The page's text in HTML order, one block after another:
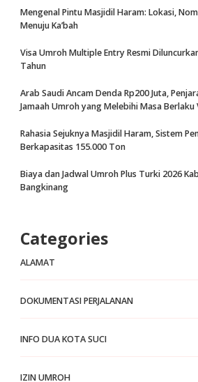
Mengenal Pintu Masjidil Haram: Lokasi,
Menuju Ka’bah
Visa Umroh Multiple Entry Resmi
Tahun
Arab Saudi Ancam Denda Rp200 Juta,
Jamaah Umroh yang Melebihi Masa Berlaku
Rahasia Sejuknya Masjidil Haram, Sistem
Berkapasitas 155.000 Ton
Biaya dan Jadwal Umroh Plus Turki 2026
Bangkinang
Categories
ALAMAT
DOKUMENTASI PERJALANAN
INFO DUA KOTA SUCI
IZIN UMROH